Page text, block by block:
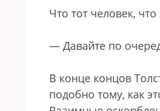
Что тот человек,
— Давайте по
В конце концов
подобно тому, как